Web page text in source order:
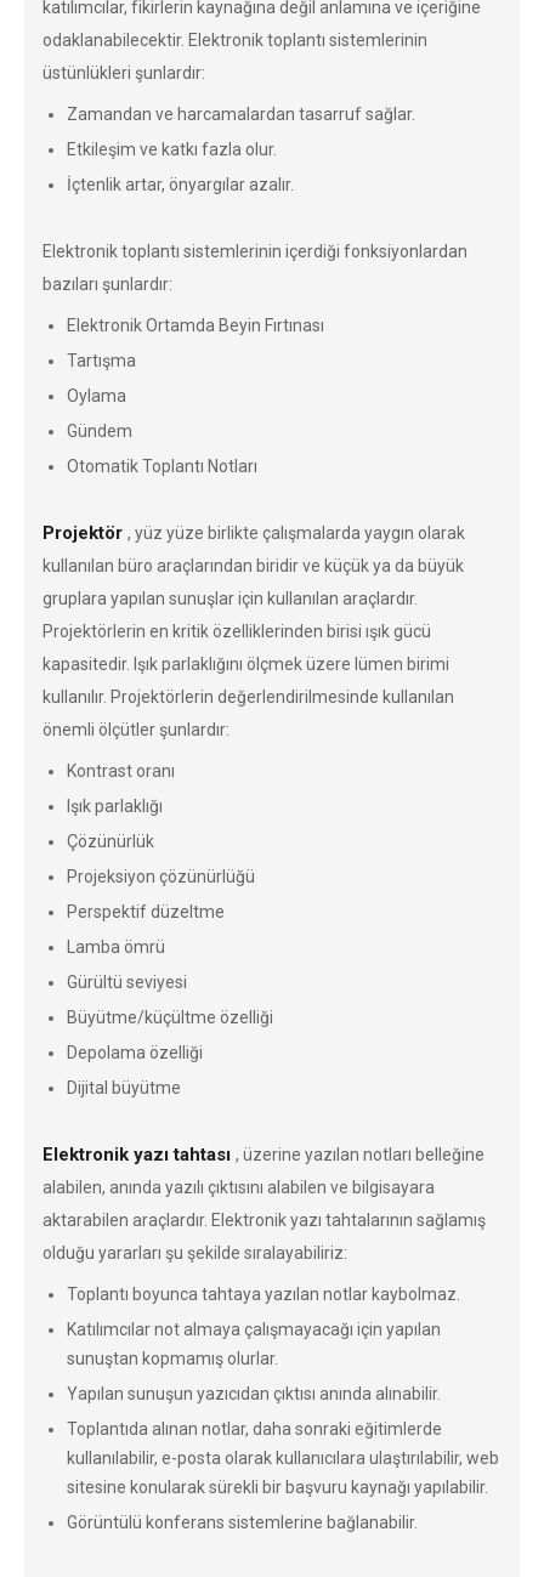
katılımcılar, fikirlerin kaynağına değil anlamına ve içeriğine
odaklanabilecektir. Elektronik toplantı sistemlerinin
üstünlükleri şunlardır:
Zamandan ve harcamalardan tasarruf sağlar.
Etkileşim ve katkı fazla olur.
İçtenlik artar, önyargılar azalır.
Elektronik toplantı sistemlerinin içerdiği fonksiyonlardan
bazıları şunlardır:
Elektronik Ortamda Beyin Fırtınası
Tartışma
Oylama
Gündem
Otomatik Toplantı Notları
Projektör , yüz yüze birlikte çalışmalarda yaygın olarak
kullanılan büro araçlarından biridir ve küçük ya da büyük
gruplara yapılan sunuşlar için kullanılan araçlardır.
Projektörlerin en kritik özelliklerinden birisi ışık gücü
kapasitedir. Işık parlaklığını ölçmek üzere lümen birimi
kullanılır. Projektörlerin değerlendirilmesinde kullanılan
önemli ölçütler şunlardır:
Kontrast oranı
Işık parlaklığı
Çözünürlük
Projeksiyon çözünürlüğü
Perspektif düzeltme
Lamba ömrü
Gürültü seviyesi
Büyütme/küçültme özelliği
Depolama özelliği
Dijital büyütme
Elektronik yazı tahtası , üzerine yazılan notları belleğine
alabilen, anında yazılı çıktısını alabilen ve bilgisayara
aktarabilen araçlardır. Elektronik yazı tahtalarının sağlamış
olduğu yararları şu şekilde sıralayabiliriz:
Toplantı boyunca tahtaya yazılan notlar kaybolmaz.
Katılımcılar not almaya çalışmayacağı için yapılan
sunuştan kopmamış olurlar.
Yapılan sunuşun yazıcıdan çıktısı anında alınabilir.
Toplantıda alınan notlar, daha sonraki eğitimlerde
kullanılabilir, e-posta olarak kullanıcılara ulaştırılabilir, web
sitesine konularak sürekli bir başvuru kaynağı yapılabilir.
Görüntülü konferans sistemlerine bağlanabilir.